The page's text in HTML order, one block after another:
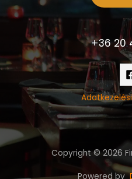
+36 20
Copyright © 2026
Powered by